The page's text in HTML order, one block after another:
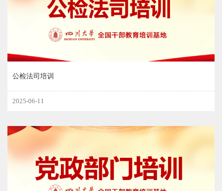
公检法司培训
2025-06-11